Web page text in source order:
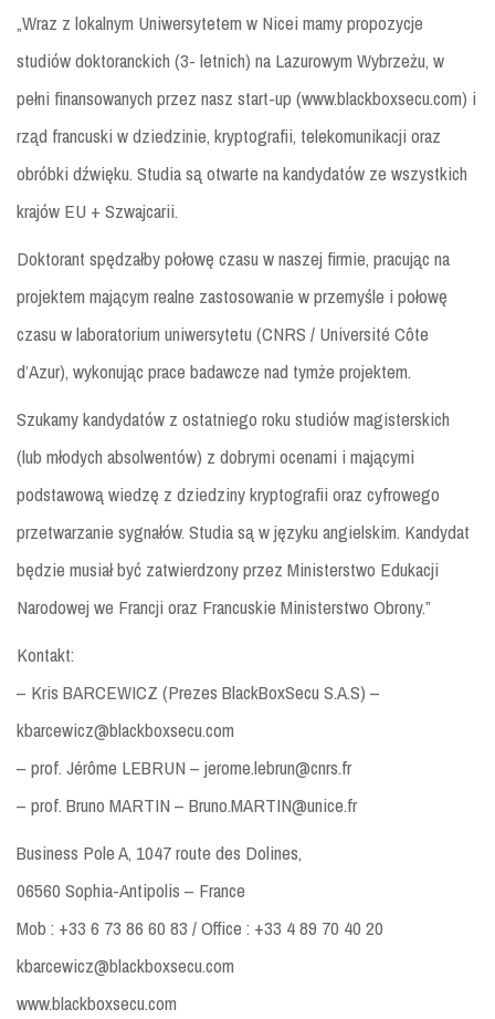
„Wraz z lokalnym Uniwersytetem w Nicei mamy propozycje
studiów doktoranckich (3- letnich) na Lazurowym Wybrzeżu, w
pełni finansowanych przez nasz start-up (www.blackboxsecu.com) i
rząd francuski w dziedzinie, kryptografii, telekomunikacji oraz
obróbki dźwięku. Studia są otwarte na kandydatów ze wszystkich
krajów EU + Szwajcarii.
Doktorant spędzałby połowę czasu w naszej firmie, pracując na
projektem mającym realne zastosowanie w przemyśle i połowę
czasu w laboratorium uniwersytetu (CNRS / Université Côte
d’Azur), wykonując prace badawcze nad tymże projektem.
Szukamy kandydatów z ostatniego roku studiów magisterskich
(lub młodych absolwentów) z dobrymi ocenami i mającymi
podstawową wiedzę z dziedziny kryptografii oraz cyfrowego
przetwarzanie sygnałów. Studia są w języku angielskim. Kandydat
będzie musiał być zatwierdzony przez Ministerstwo Edukacji
Narodowej we Francji oraz Francuskie Ministerstwo Obrony.”
Kontakt:
– Kris BARCEWICZ (Prezes BlackBoxSecu S.A.S) –
kbarcewicz@blackboxsecu.com
– prof. Jérôme LEBRUN – jerome.lebrun@cnrs.fr
– prof. Bruno MARTIN – Bruno.MARTIN@unice.fr
Business Pole A, 1047 route des Dolines,
06560 Sophia-Antipolis – France
Mob : +33 6 73 86 60 83 / Office : +33 4 89 70 40 20
kbarcewicz@blackboxsecu.com
www.blackboxsecu.com